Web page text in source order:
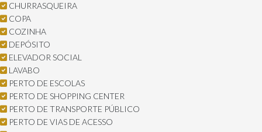
CHURRASQUEIRA
COPA
COZINHA
DEPÓSITO
ELEVADOR SOCIAL
LAVABO
PERTO DE ESCOLAS
PERTO DE SHOPPING CENTER
PERTO DE TRANSPORTE PÚBLICO
PERTO DE VIAS DE ACESSO